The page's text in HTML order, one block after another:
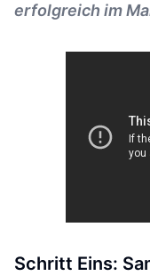
erfolgreich im
Schritt Eins: